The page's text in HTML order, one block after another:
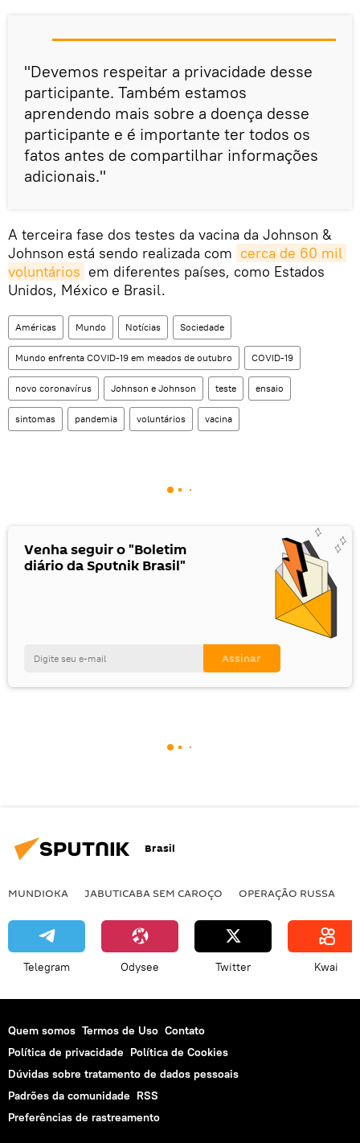
"Devemos respeitar a privacidade desse
participante. Também estamos
aprendendo mais sobre a doença desse
participante e é importante ter todos os
fatos antes de compartilhar informações
adicionais."
A terceira fase dos testes da vacina da Johnson &
Johnson está sendo realizada com cerca de 60 mil
voluntários em diferentes países, como Estados
Unidos, México e Brasil.
Américas Mundo Notícias Sociedade
Mundo enfrenta COVID-19 em meados de outubro COVID-19
novo coronavírus Johnson e Johnson teste ensaio
sintomas pandemia voluntários vacina
Venha seguir o "Boletim
diário da Sputnik Brasil"
Brasil
MUNDIOKA JABUTICABA SEM CAROÇO OPERAÇÃO RUSSA
Telegram Odysee Twitter Kwai
Quem somos Termos de Uso Contato
Política de privacidade Política de Cookies
Dúvidas sobre tratamento de dados pessoais
Padrões da comunidade RSS
Preferências de rastreamento